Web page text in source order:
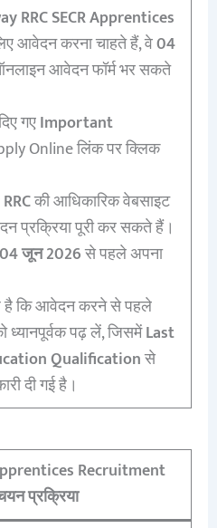
RRC SECR Apprentices
आवेदन करना चाहते हैं, वे04
आवेदन फॉर्म भर सकते
गएImportant
Online लिंक पर क्लिक
की आधिकारिक वेबसाइट
प्रक्रिया पूरी कर सकते हैं।
04 जून 2026से पहले अपना
है कि आवेदन करने से पहले
ध्यानपूर्वक पढ़ लें, जिसमेंLast
Qualificationसे
दी गई है।
Recruitment
प्रक्रिया